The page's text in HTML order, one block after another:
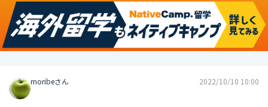
moribeさん 2022/10/10 10:00